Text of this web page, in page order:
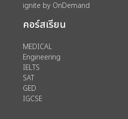
ignite by OnDemand
คอร์สเรียน
MEDICAL
Engineering
IELTS
SAT
GED
IGCSE